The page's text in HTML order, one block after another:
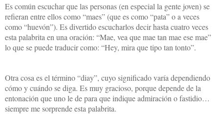
Es común escuchar que las personas (en especial la gente joven) se
refieran entre ellos como “maes” (que es como “pata” o a veces
como “huevón”). Es divertido escucharlos decir hasta cuatro veces
esta palabrita en una oración: “Mae, vea que mae tan mae ese mae”
lo que se puede traducir como: “Hey, mira que tipo tan tonto”.
Otra cosa es el término “diay”, cuyo significado varía dependiendo
cómo y cuándo se diga. Es muy gracioso, porque depende de la
entonación que uno le de para que indique admiración o fastidio…
siempre me sorprende esta palabrita.